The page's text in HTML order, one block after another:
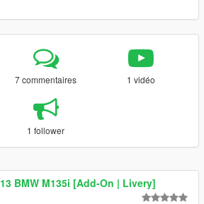
7 commentaires 1 vidéo
1 follower
BMW M135i [Add-On | Livery]